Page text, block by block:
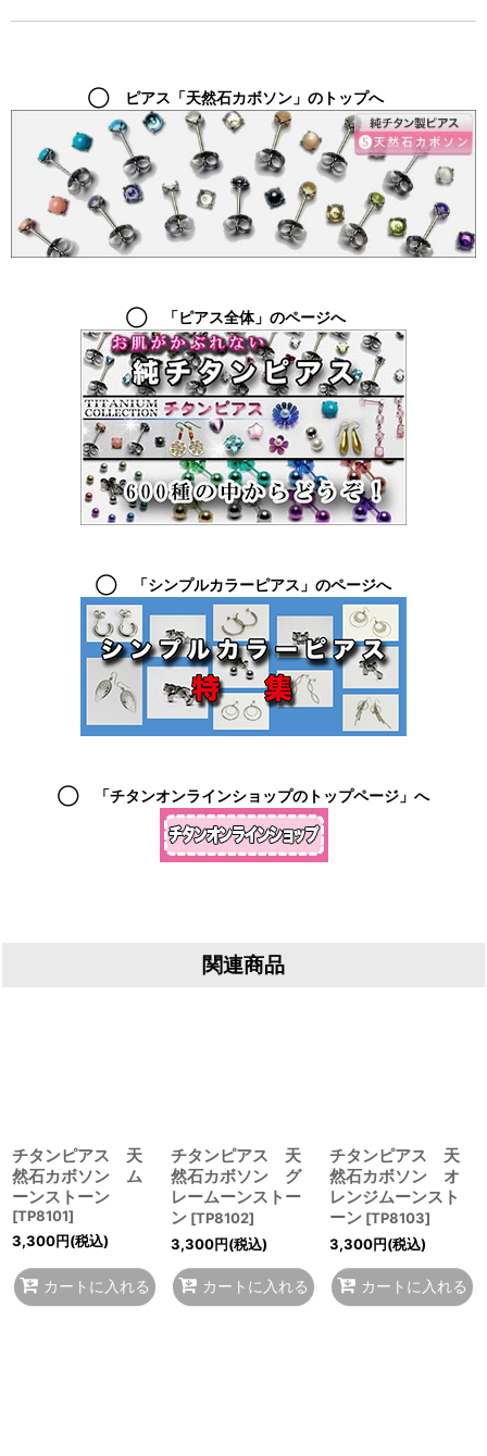
◯ ピアス「天然石カボソン」のトップへ
◯ 「ピアス全体」のページへ
◯ 「シンプルカラーピアス」のページへ
◯ 「チタンオンラインショップのトップページ」へ
関連商品
チタンピアス 天
然石カボソン ム
ーンストーン
[TP8101]
3,300円(税込)
カートに入れる
チタンピアス 天
然石カボソン グ
レームーンストー
ン [TP8102]
3,300円(税込)
カートに入れる
チタンピアス 天
然石カボソン オ
レンジムーンスト
ーン [TP8103]
3,300円(税込)
カートに入れる